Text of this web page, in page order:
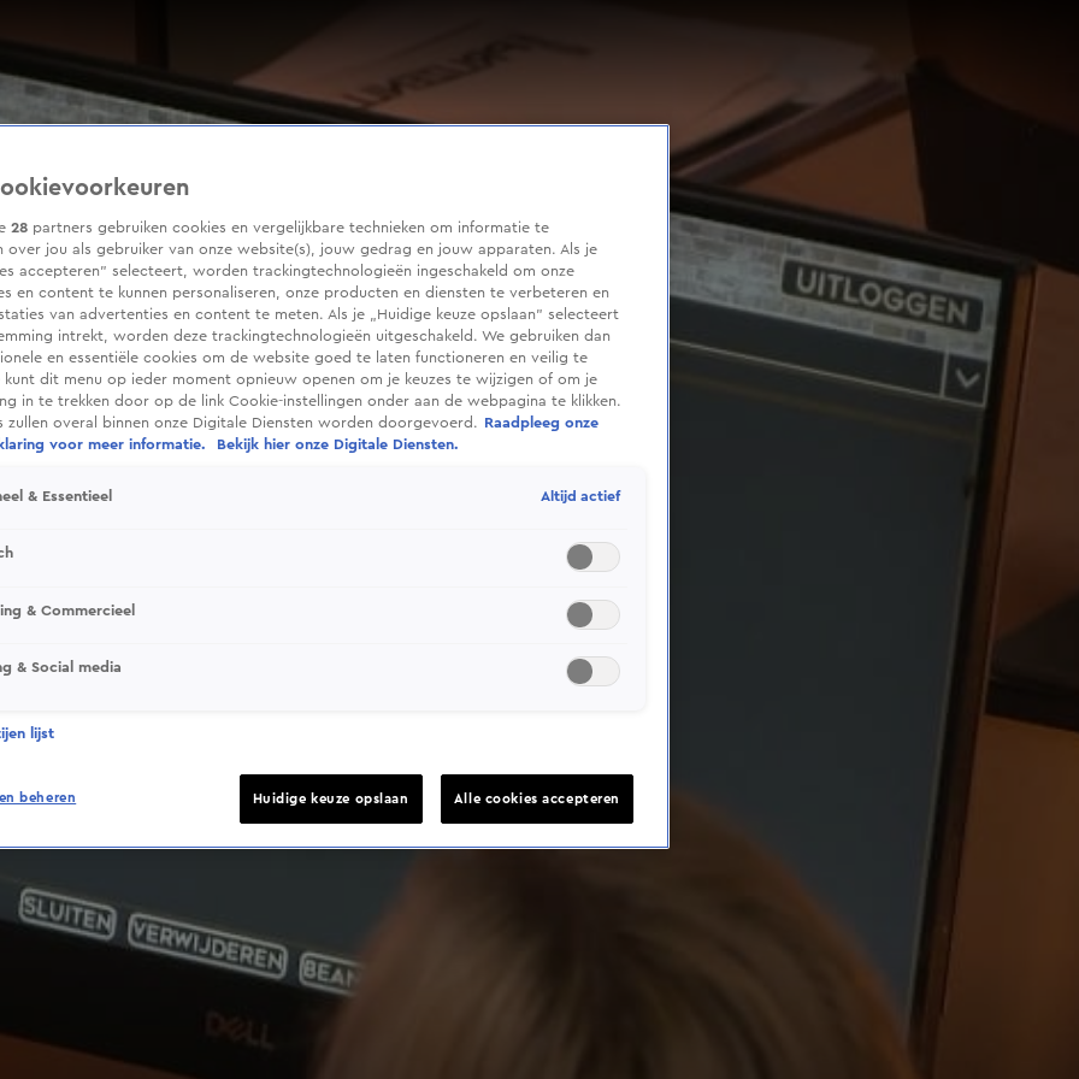
28 partners gebruiken cookies en vergelijkbare technieken om informatie te
over jou als gebruiker van onze website(s), jouw gedrag en jouw apparaten. Als je
accepteren” selecteert, worden trackingtechnologieën ingeschakeld om onze
en content te kunnen personaliseren, onze producten en diensten te verbeteren en
van advertenties en content te meten. Als je „Huidige keuze opslaan” selecteert
intrekt, worden deze trackingtechnologieën uitgeschakeld. We gebruiken dan
en essentiële cookies om de website goed te laten functioneren en veilig te
kunt dit menu op ieder moment opnieuw openen om je keuzes te wijzigen of om je
in te trekken door op de link Cookie-instellingen onder aan de webpagina te klikken.
zullen overal binnen onze Digitale Diensten worden doorgevoerd.
Raadpleeg onze
voor meer informatie.
Bekijk hier onze Digitale Diensten.
& Essentieel Altijd actief
& Commercieel
& Social media
lijst
beheren Huidige keuze opslaan Alle cookies accepteren